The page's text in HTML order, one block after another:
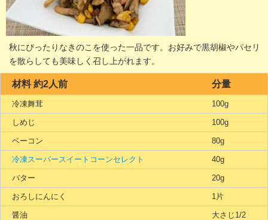
秋にぴったりなきのこを使った一品です。お好みで黒胡椒やパセリ
を散らしても美味しく召し上がれます。
材料 約2人前 分量
冷凍舞茸 100g
しめじ 100g
ベーコン 80g
冷凍スーパースイートコーンセレクト 40g
バター 20g
おろしにんにく 1片
醤油 大さじ1/2